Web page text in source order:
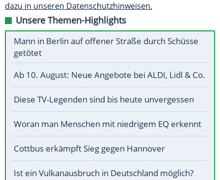
dazu in unseren Datenschutzhinweisen.
Unsere Themen-Highlights
Mann in Berlin auf offener Straße durch Schüsse
getötet
Ab 10. August: Neue Angebote bei ALDI, Lidl & Co.
Diese TV-Legenden sind bis heute unvergessen
Woran man Menschen mit niedrigem EQ erkennt
Cottbus erkämpft Sieg gegen Hannover
Ist ein Vulkanausbruch in Deutschland möglich?